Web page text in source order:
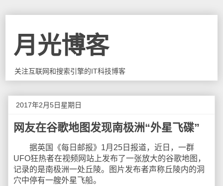
月光博客
关注互联网和搜索引擎的IT科技博客
2017年2月5日星期日
网友在谷歌地图发现南极洲“外星飞碟”
据英国《每日邮报》1月25日报道，近日，一群
UFO狂热者在视频网站上发布了一张放大的谷歌地图，
记录的是南极洲一处丘陵。图片发布者声称丘陵内的洞
穴中停有一艘外星飞船。